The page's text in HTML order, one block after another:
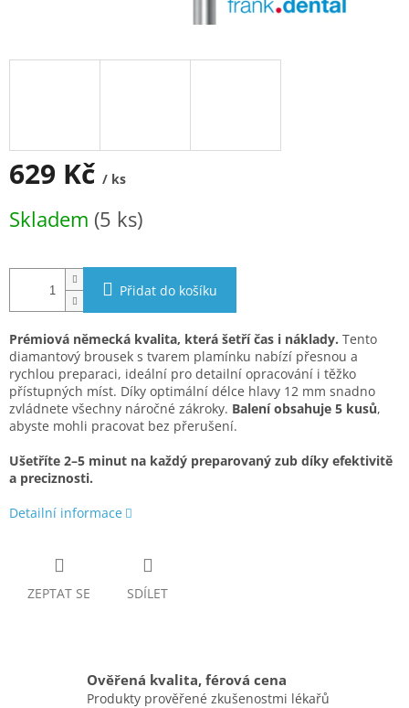
629 Kč / ks
cena:
Skladem (5 ks)
Přidat do košíku
Prémiová německá kvalita, která šetří čas i náklady. Tento
diamantový brousek s tvarem plamínku nabízí přesnou a
rychlou preparaci, ideální pro detailní opracování i těžko
přístupných míst. Díky optimální délce hlavy 12 mm snadno
zvládnete všechny náročné zákroky. Balení obsahuje 5 kusů,
abyste mohli pracovat bez přerušení.
Ušetříte 2–5 minut na každý preparovaný zub díky efektivitě
a preciznosti.
Detailní informace
ZEPTAT SE SDÍLET
Ověřená kvalita, férová cena
Produkty prověřené zkušenostmi lékařů